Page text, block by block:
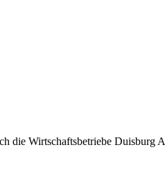
die Wirtschaftsbetriebe Duisburg